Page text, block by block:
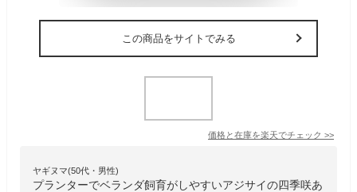
この商品をサイトでみる
価格と在庫を楽天でチェック >>
ヤギヌマ(50代・男性)
プランターでベランダ飼育がしやすいアジサイの四季咲あ